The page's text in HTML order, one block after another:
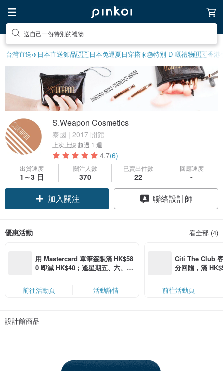
送自己一份特別的禮物
台灣直送✈️日本直送飾品🇯🇵日本免運夏日穿搭☀️🎂特別 D 嘅禮物🇭🇰香港
S.Weapon Cosmetics
泰國 | 2017 開館
上次上線 超過 1 週
4.7(6)
出貨速度
1～3 日
關注人數
370
已賣出件數
22
回應速度
-
領優惠券
加入關注
聯絡設計師
優惠活動 看全部 (4)
用 Mastercard 單筆簽賬滿 HK$58
0 即減 HK$40；逢星期五、六、日
限，額滿即止，僅限「常用信用
卡」結帳）
前往活動頁 活動詳情
Citi The Club
分回贈，滿
前往活動頁
設計館商品